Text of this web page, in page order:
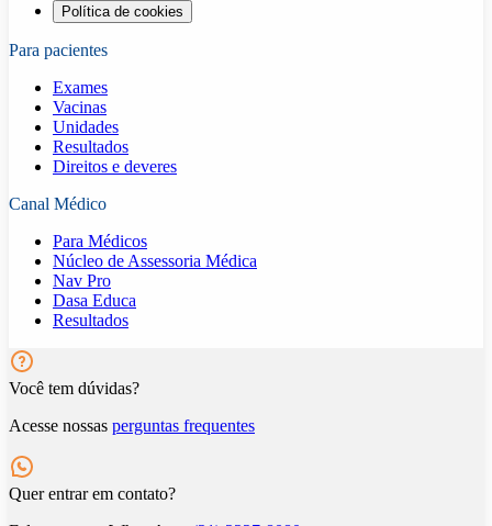
Política de cookies
Para pacientes
Exames
Vacinas
Unidades
Resultados
Direitos e deveres
Canal Médico
Para Médicos
Núcleo de Assessoria Médica
Nav Pro
Dasa Educa
Resultados
Você tem dúvidas?
Acesse nossas perguntas frequentes
Quer entrar em contato?